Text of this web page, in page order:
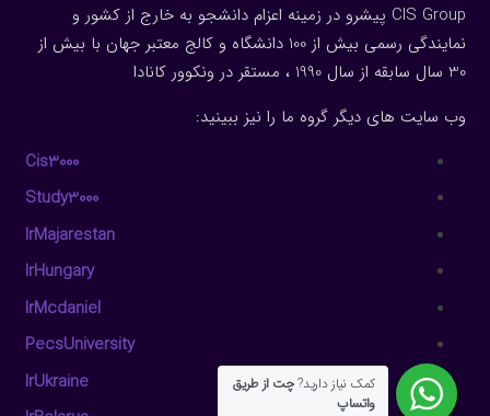
CIS Group پیشرو در زمینه اعزام دانشجو به خارج از کشور و
نمایندگی رسمی بیش از 100 دانشگاه و کالج معتبر جهان با بیش از
30 سال سابقه از سال 1990 ، مستقر در ونکوور کانادا
وب سایت های دیگر گروه ما را نیز ببینید:
Cis3000
Study3000
IrMajarestan
IrHungary
IrMcdaniel
PecsUniversity
IrUkraine
کمک نیاز دارید?چت از طریق
واتساپ